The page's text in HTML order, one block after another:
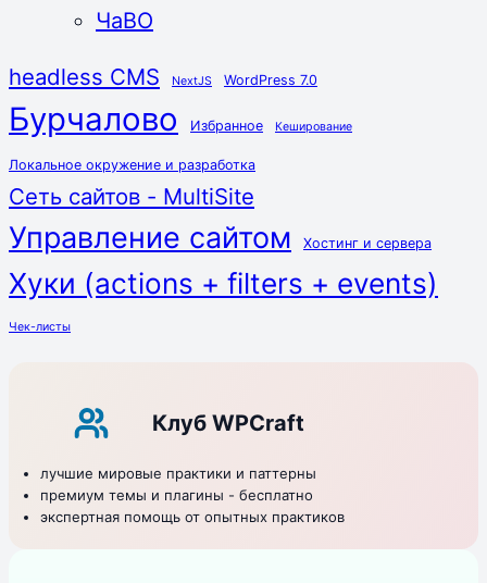
ЧаВО
headless CMS NextJS WordPress 7.0
Бурчалово Избранное Кеширование
Локальное окружение и разработка
Сеть сайтов - MultiSite
Управление сайтом Хостинг и сервера
Хуки (actions + filters + events)
Чек-листы
Клуб WPCraft
лучшие мировые практики и паттерны
премиум темы и плагины - бесплатно
экспертная помощь от опытных практиков